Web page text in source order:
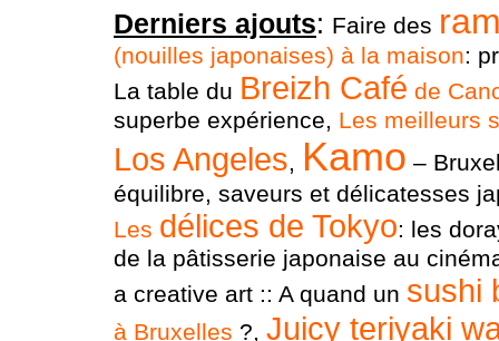
Derniers ajouts: Faire des
(nouilles japonaises) à la maison:
La table du Breizh Café de
superbe expérience, Les meilleurs
Los Angeles, Kamo –
équilibre, saveurs et délicatesses
Les délices de Tokyo: les
de la pâtisserie japonaise au
a creative art :: A quand un sushi
à Bruxelles ?, Juicy teriyaki